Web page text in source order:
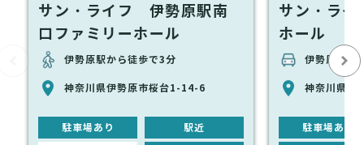
サン・ライフ 伊勢原駅南
口ファミリーホール
伊勢原駅から徒歩で3分
神奈川県伊勢原市桜台1-14-6
駐車場あり 駅近
サン・ラ
ホール
伊勢原駅か
神奈川県伊
駐車場あり